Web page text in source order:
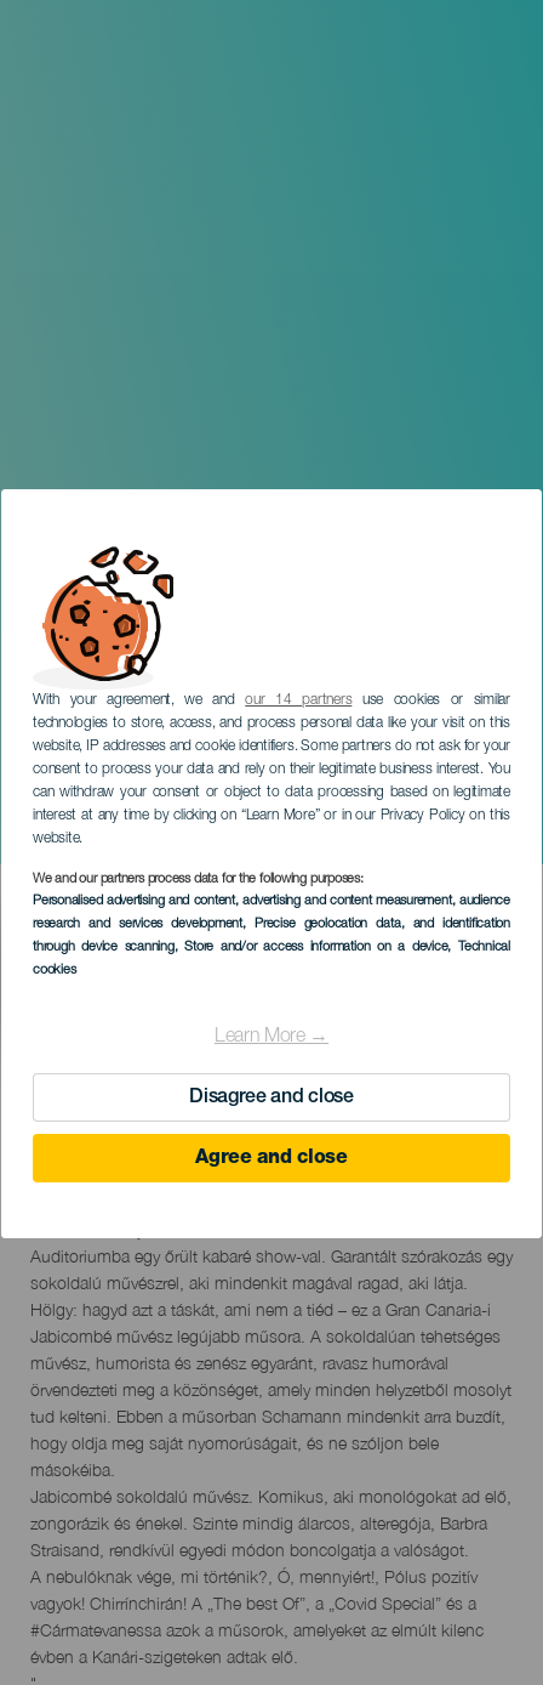
With your agreement, we andour 14 partnersuse cookies or similar
technologies to store, access, and process personal data like your visit on this
website, IP addresses and cookie identifiers. Some partners do not ask for your
consent to process your data and rely on their legitimate business interest. You
can withdraw your consent or object to data processing based on legitimate
interest at any time by clicking on “Learn More” or in our Privacy Policy on this
website.
We and our partners process data for the following purposes:
Personalised advertising and content, advertising and content measurement, audience
research and services development, Precise geolocation data, and identification
through device scanning, Store and/or access information on a device, Technical
cookies
Learn More →
Disagree and close
Agree and close
Jabicombé
GRAN CANARIA
Imagen
Listado
KORÁBBI ESEMÉNY
del
evento
Auditoriumba egy őrült kabaré show-val. Garantált szórakozás egy
sokoldalú művészrel, aki mindenkit magával ragad, aki látja.
Hölgy: hagyd azt a táskát, ami nem a tiéd – ez a Gran Canaria-i
Jabicombé művész legújabb műsora. A sokoldalúan tehetséges
művész, humorista és zenész egyaránt, ravasz humorával
örvendezteti meg a közönséget, amely minden helyzetből mosolyt
tud kelteni. Ebben a műsorban Schamann mindenkit arra buzdít,
hogy oldja meg saját nyomorúságait, és ne szóljon bele
másokéiba.
Jabicombé sokoldalú művész. Komikus, aki monológokat ad elő,
zongorázik és énekel. Szinte mindig álarcos, alteregója, Barbra
Straisand, rendkívül egyedi módon boncolgatja a valóságot.
A nebulóknak vége, mi történik?, Ó, mennyiért!, Pólus pozitív
vagyok! Chirrínchirán! A „The best Of”, a „Covid Special” és a
#Cármatevanessa azok a műsorok, amelyeket az elmúlt kilenc
évben a Kanári-szigeteken adtak elő.